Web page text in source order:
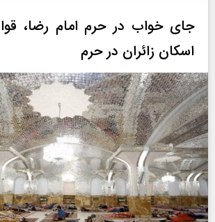
جای خواب در حرم امام رضا،
اسکان زائران در حرم